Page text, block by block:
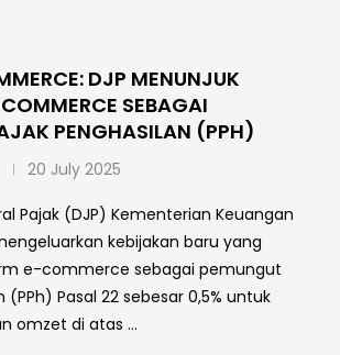
DJP MENUNJUK
SEBAGAI
PENGHASILAN (PPH)
20 July 2025
Pajak (DJP) Kementerian Keuangan
kebijakan baru yang
e-commerce sebagai pemungut
(PPh) Pasal 22 sebesar 0,5% untuk
omzet di atas …